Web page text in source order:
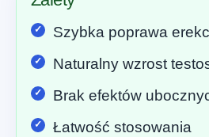
Szybka poprawa
Naturalny wzrost
Brak efektów
Łatwość stosowania